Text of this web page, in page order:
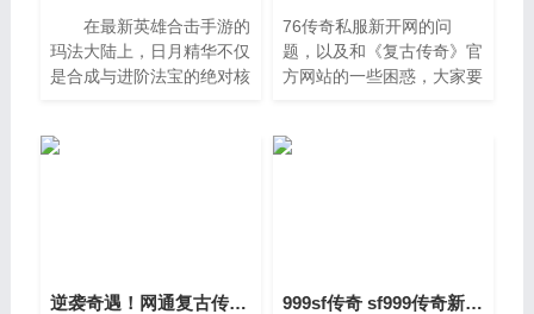
在最新英雄合击手游的
玛法大陆上，日月精华不仅
是合成与进阶法宝的绝对核
可达+20)的必备材料。无论
76传奇私服新开网的问
题，以及和《复古传奇》官
方网站的一些困惑，大家要
分享，希望可以帮助到大
逆袭奇遇！网通复古传奇SF“偷天换日”活动攻略 999sf传奇 sf999传奇新服网手机